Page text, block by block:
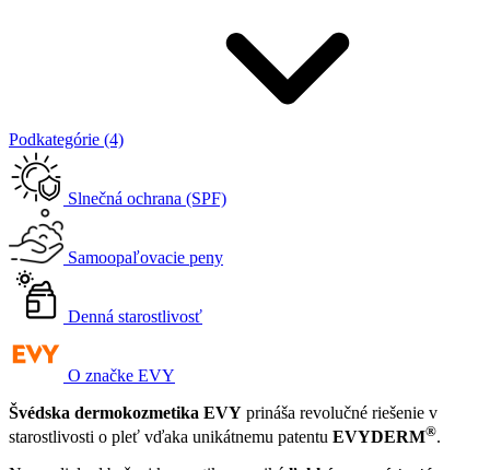
Podkategórie (4)
Slnečná ochrana (SPF)
Samoopaľovacie peny
Denná starostlivosť
O značke EVY
Švédska dermokozmetika EVY prináša revolučné riešenie v
starostlivosti o pleť vďaka unikátnemu patentu EVYDERM®.